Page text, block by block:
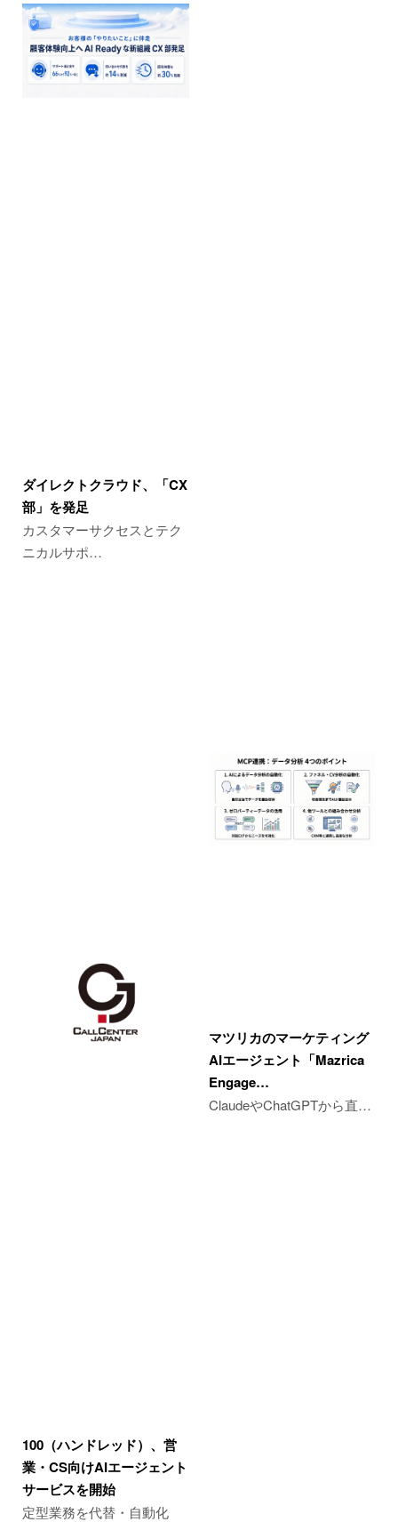
ダイレクトクラウド、「CX
部」を発足
カスタマーサクセスとテク
ニカルサポ…
100（ハンドレッド）、営
業・CS向けAIエージェント
サービスを開始
定型業務を代替・自動化
マツリカのマーケティング
AIエージェント「Mazrica
Engage…
ClaudeやChatGPTから直…